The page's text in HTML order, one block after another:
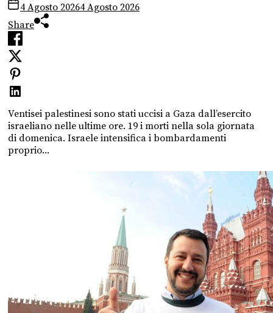
4 Agosto 20264 Agosto 2026
Share
Ventisei palestinesi sono stati uccisi a Gaza dall’esercito
israeliano nelle ultime ore. 19 i morti nella sola giornata
di domenica. Israele intensifica i bombardamenti
proprio...